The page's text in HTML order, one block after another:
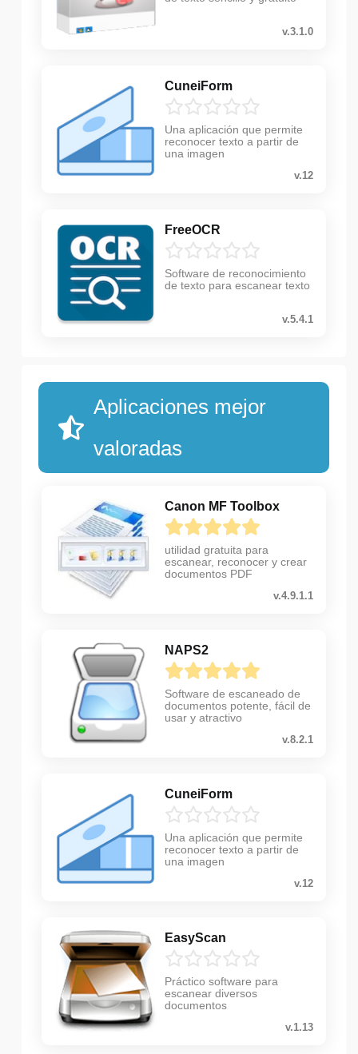
v.3.1.0
CuneiForm
Una aplicación que permite
reconocer texto a partir de
una imagen
v.12
FreeOCR
Software de reconocimiento
de texto para escanear texto
v.5.4.1
Aplicaciones mejor
valoradas
Canon MF Toolbox
utilidad gratuita para
escanear, reconocer y crear
documentos PDF
v.4.9.1.1
NAPS2
Software de escaneado de
documentos potente, fácil de
usar y atractivo
v.8.2.1
CuneiForm
Una aplicación que permite
reconocer texto a partir de
una imagen
v.12
EasyScan
Práctico software para
escanear diversos
documentos
v.1.13